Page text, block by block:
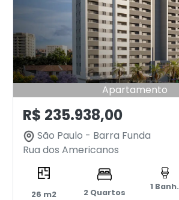
Apartamento
R$ 235.938,00
São Paulo - Barra Funda
Rua dos Americanos
26 m2 2 Quartos
1 Banh.